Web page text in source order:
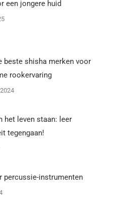
een jongere huid
beste shisha merken voor
rookervaring
het leven staan: leer
tegengaan!
percussie-instrumenten